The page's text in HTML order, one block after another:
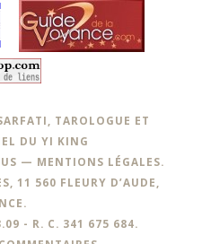
TAROLOGUE ET
DU YI KING
— MENTIONS LÉGALES.
11 560 FLEURY D’AUDE,
- R. C. 341 675 684.